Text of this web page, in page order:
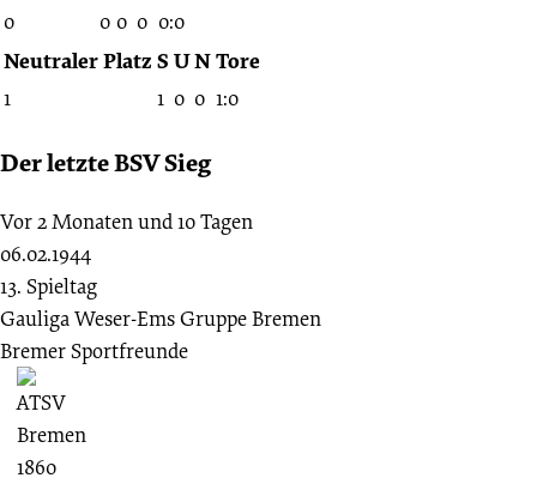
0 0 0 0 0:0
Neutraler Platz S UNTore
1 1 0 0 1:0
Der letzte BSV Sieg
Vor 2 Monaten und 10 Tagen
06.02.1944
13. Spieltag
Gauliga Weser-Ems Gruppe Bremen
Bremer Sportfreunde